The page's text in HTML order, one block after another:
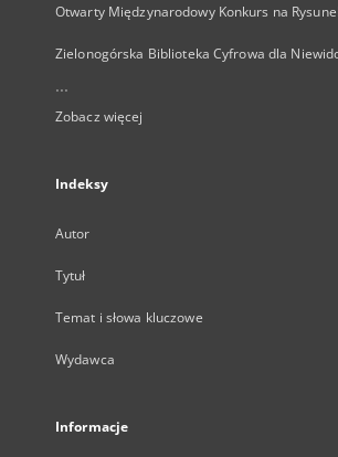
Otwarty Międzynarodowy Konkurs na
Zielonogórska Biblioteka Cyfrowa dla
...
Zobacz więcej
Indeksy
Autor
Tytuł
Temat i słowa kluczowe
Wydawca
Informacje